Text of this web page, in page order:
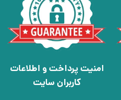
امنیت پرداخت و اطلاعات
کاربران سایت